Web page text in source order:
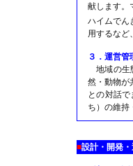
献します。
ハイムでん
用するなど
３．運営
地域の生
然・動物が
との対話
ち）の維持
■設計・開発